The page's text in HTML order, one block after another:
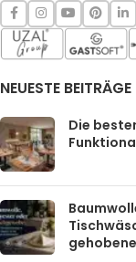
NEUESTE BEITRÄGE
Die